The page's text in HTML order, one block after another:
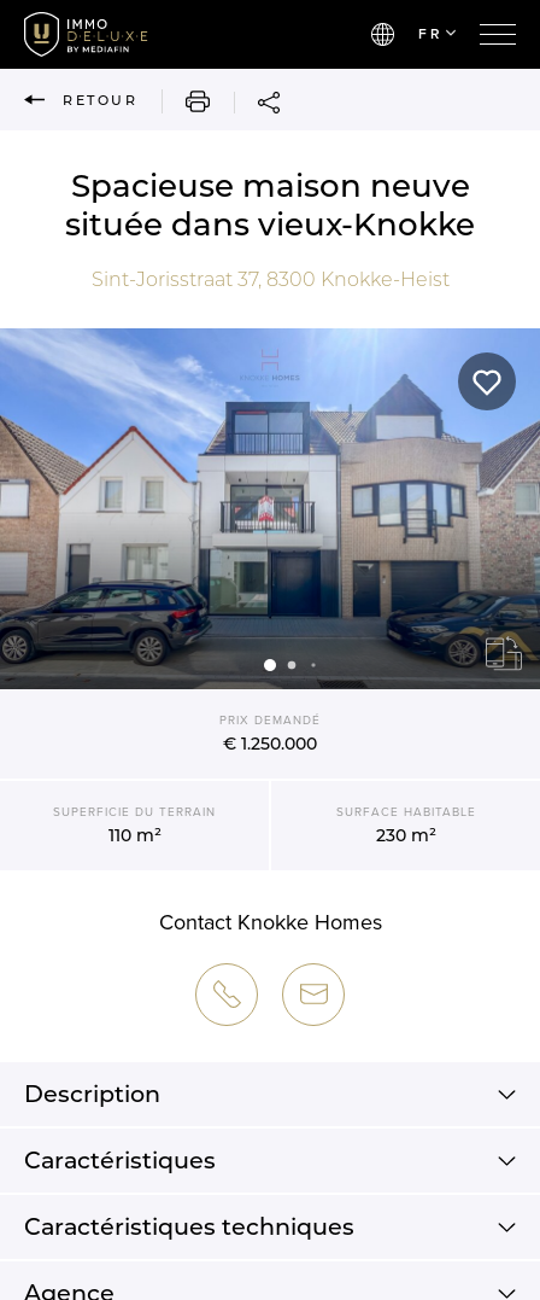
FR
RETOUR IMPRIMER
Spacieuse maison neuve
située dans vieux-Knokke
Sint-Jorisstraat 37, 8300 Knokke-Heist
PRIX DEMANDÉ
€ 1.250.000
SUPERFICIE DU TERRAIN
110 m²
SURFACE HABITABLE
230 m²
Contact Knokke Homes
Description
Caractéristiques
Caractéristiques techniques
Agence